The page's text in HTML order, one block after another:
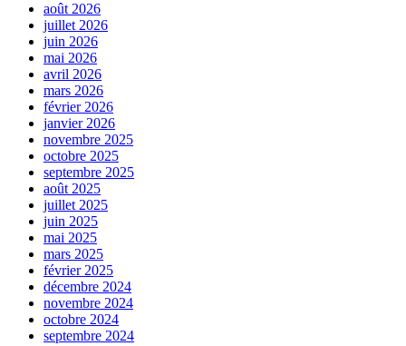
août 2026
juillet 2026
juin 2026
mai 2026
avril 2026
mars 2026
février 2026
janvier 2026
novembre 2025
octobre 2025
septembre 2025
août 2025
juillet 2025
juin 2025
mai 2025
mars 2025
février 2025
décembre 2024
novembre 2024
octobre 2024
septembre 2024